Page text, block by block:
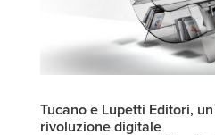
Tucano e Lupetti Editori,
rivoluzione digitale